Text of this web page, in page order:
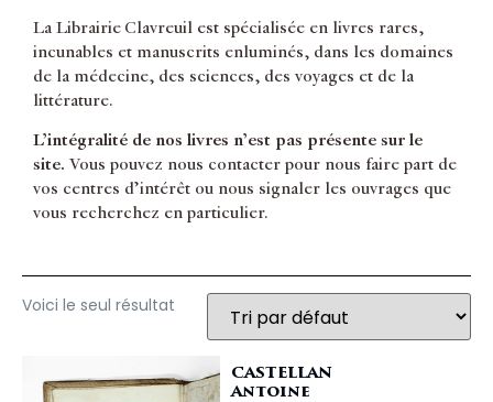
La Librairie Clavreuil est spécialisée en livres rares,
incunables et manuscrits enluminés, dans les domaines
de la médecine, des sciences, des voyages et de la
littérature.
L’intégralité de nos livres n’est pas présente sur le
site. Vous pouvez nous contacter pour nous faire part de
vos centres d’intérêt ou nous signaler les ouvrages que
vous recherchez en particulier.
Voici le seul résultat
CASTELLAN
Antoine